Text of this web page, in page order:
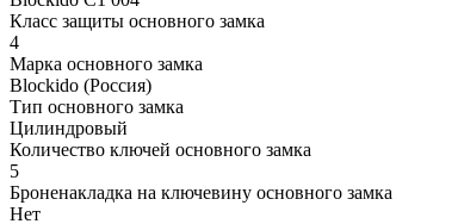
Класс защиты основного замка
4
Марка основного замка
Blockido (Россия)
Тип основного замка
Цилиндровый
Количество ключей основного замка
5
Броненакладка на ключевину основного замка
Нет